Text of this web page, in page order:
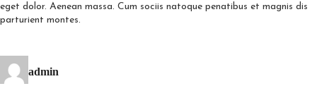
eget dolor. Aenean massa. Cum sociis natoque penatibus et magnis dis
parturient montes.
admin